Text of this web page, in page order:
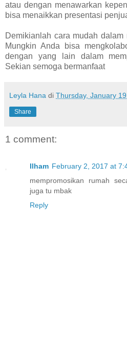
atau dengan menawarkan
bisa menaikkan presentasi
Demikianlah cara mudah
Mungkin Anda bisa
dengan yang lain dalam
Sekian semoga bermanfaat
Leyla Hana di Thursday, January
Share
1 comment:
Ilham February 2, 2017 at
mempromosikan rumah
juga tu mbak
Reply